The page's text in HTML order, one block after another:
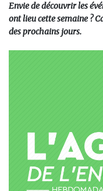
Envie de découvrir les
ont lieu cette semaine ?
des prochains jours.